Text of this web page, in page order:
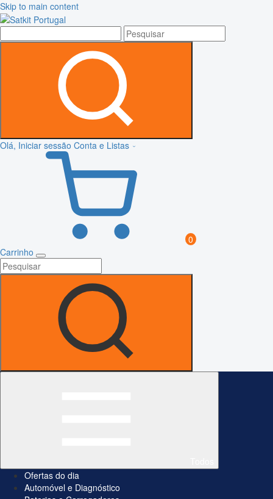
Skip to main content
Olá, Iniciar sessão Conta e Listas
0
Carrinho
Ofertas do dia
Automóvel e Diagnóstico